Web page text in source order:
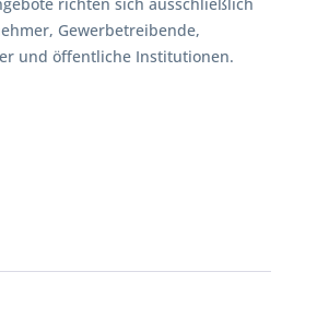
Gewerbetreibende,
und öffentliche Institutionen.